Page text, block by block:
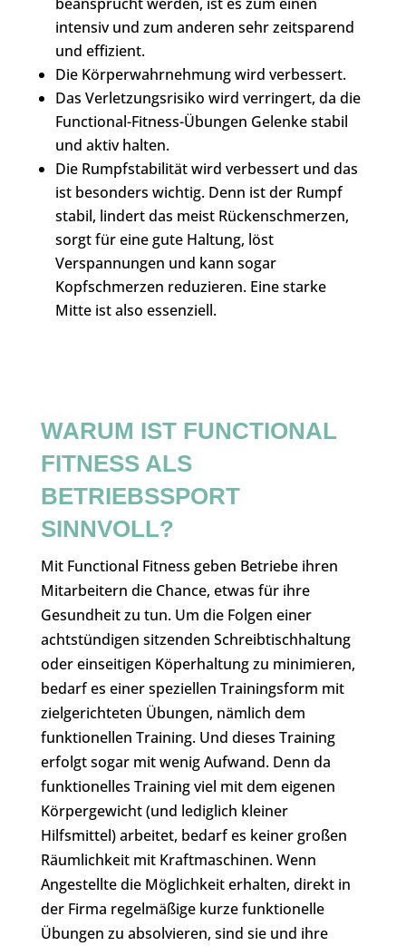
intensiv und zum anderen sehr zeitsparend
und effizient.
Die Körperwahrnehmung wird verbessert.
Das Verletzungsrisiko wird verringert, da die
Functional-Fitness-Übungen Gelenke stabil
und aktiv halten.
Die Rumpfstabilität wird verbessert und das
ist besonders wichtig. Denn ist der Rumpf
stabil, lindert das meist Rückenschmerzen,
sorgt für eine gute Haltung, löst
Verspannungen und kann sogar
Kopfschmerzen reduzieren. Eine starke
Mitte ist also essenziell.
WARUM IST FUNCTIONAL
FITNESS ALS
BETRIEBSSPORT
SINNVOLL?
Mit Functional Fitness geben Betriebe ihren
Mitarbeitern die Chance, etwas für ihre
Gesundheit zu tun. Um die Folgen einer
achtstündigen sitzenden Schreibtischhaltung
oder einseitigen Köperhaltung zu minimieren,
bedarf es einer speziellen Trainingsform mit
zielgerichteten Übungen, nämlich dem
funktionellen Training. Und dieses Training
erfolgt sogar mit wenig Aufwand. Denn da
funktionelles Training viel mit dem eigenen
Körpergewicht (und lediglich kleiner
Hilfsmittel) arbeitet, bedarf es keiner großen
Räumlichkeit mit Kraftmaschinen. Wenn
Angestellte die Möglichkeit erhalten, direkt in
der Firma regelmäßige kurze funktionelle
Übungen zu absolvieren, sind sie und ihre